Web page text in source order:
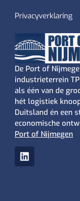
Privacyverklaring
De Port of
industrieterrein
als één van de
hét logistiek
Duitsland én een
economische
Port of Nijmegen